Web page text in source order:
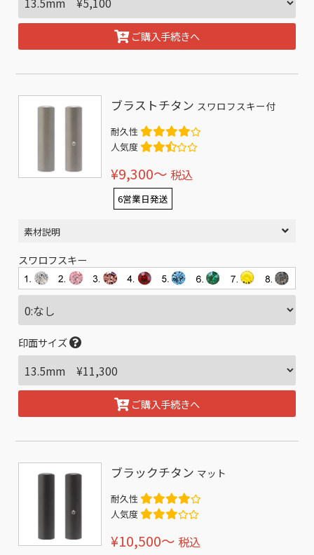
ご購入手続きへ
ブラストチタン スワロフスキー付
耐久性
人気度
¥9,300〜 税込
6営業日発送
素材説明
スワロフスキー
印面サイズ
ご購入手続きへ
ブラックチタン マット
耐久性
人気度
¥10,500〜 税込